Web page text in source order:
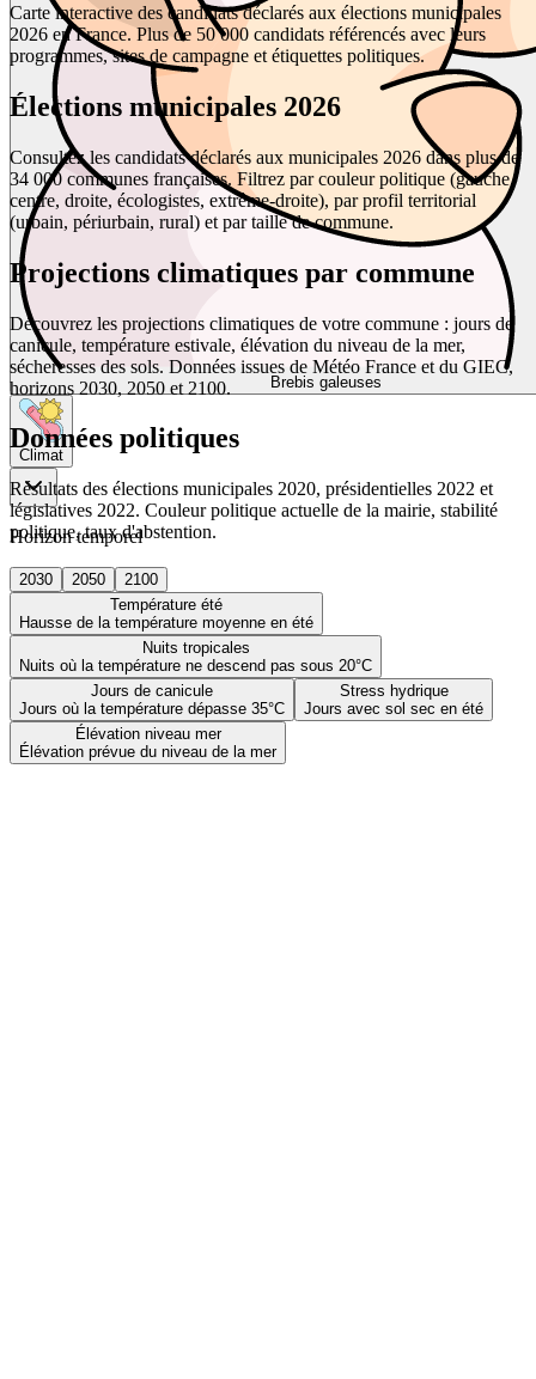
Brebis galeuses
Climat
Horizon temporel
2030 2050
2100
Température été
Hausse de la température moyenne en été
Nuits tropicales
Nuits où la température ne descend pas sous 20°C
Jours de canicule
Jours où la température dépasse 35°C
Stress hydrique
Jours avec sol sec en été
Élévation niveau mer
Élévation prévue du niveau de la mer
Carte interactive des candidats déclarés aux élections municipales
2026 en France. Plus de 50 000 candidats référencés avec leurs
programmes, sites de campagne et étiquettes politiques.
Élections municipales 2026
Consultez les candidats déclarés aux municipales 2026 dans plus de
34 000 communes françaises. Filtrez par couleur politique (gauche,
centre, droite, écologistes, extrême-droite), par profil territorial
(urbain, périurbain, rural) et par taille de commune.
Projections climatiques par commune
Découvrez les projections climatiques de votre commune : jours de
canicule, température estivale, élévation du niveau de la mer,
sécheresses des sols. Données issues de Météo France et du GIEC,
horizons 2030, 2050 et 2100.
Données politiques
Résultats des élections municipales 2020, présidentielles 2022 et
législatives 2022. Couleur politique actuelle de la mairie, stabilité
politique, taux d'abstention.